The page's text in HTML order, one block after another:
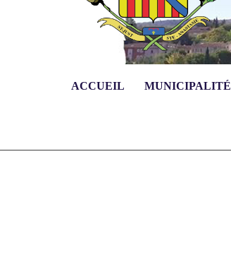
ACCUEIL MUNICIPALITÉ